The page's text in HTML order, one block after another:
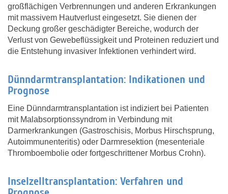
großflächigen Verbrennungen und anderen Erkrankungen
mit massivem Hautverlust eingesetzt. Sie dienen der
Deckung großer geschädigter Bereiche, wodurch der
Verlust von Gewebeflüssigkeit und Proteinen reduziert und
die Entstehung invasiver Infektionen verhindert wird.
Dünndarmtransplantation: Indikationen und
Prognose
Eine Dünndarmtransplantation ist indiziert bei Patienten
mit Malabsorptionssyndrom in Verbindung mit
Darmerkrankungen (Gastroschisis, Morbus Hirschsprung,
Autoimmunenteritis) oder Darmresektion (mesenteriale
Thromboembolie oder fortgeschrittener Morbus Crohn).
Inselzelltransplantation: Verfahren und